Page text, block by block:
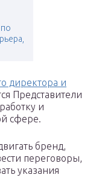
директора и
Представители
и
сфере.
бренд,
переговоры,
указания